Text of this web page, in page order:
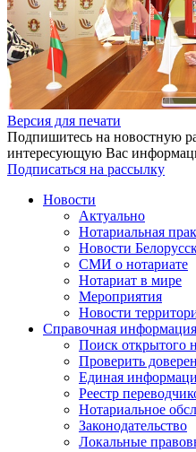
Версия для печати
Подпишитесь на новостную
интересующую Вас
Подписаться на рассылку
Новости
Актуально
Нотариальная
Новости
СМИ о нотариате
Нотариат в мире
Мероприятия
Новости
Справочная информация
Поиск открытого
Проверить
Единая
Реестр
Нотариальное
Законодательство
Локальные